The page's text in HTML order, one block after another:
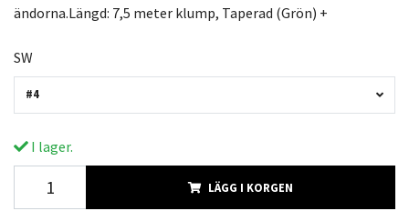
ändorna.Längd: 7,5 meter klump, Taperad (Grön) +
SW
#4
I lager.
LÄGG I KORGEN